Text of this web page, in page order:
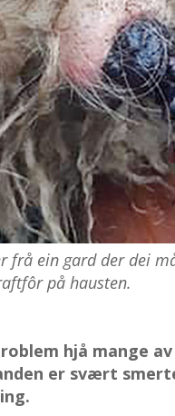
frå ein gard der dei
på hausten.
hjå mange
er svært